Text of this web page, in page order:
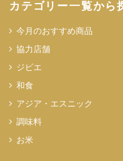
カテゴリー一覧から
今月のおすすめ商品
協力店舗
ジビエ
和食
アジア・エスニック
調味料
お米